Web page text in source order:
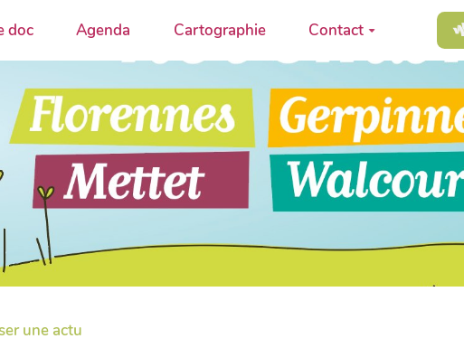
doc Agenda Cartographie Contact
une actu